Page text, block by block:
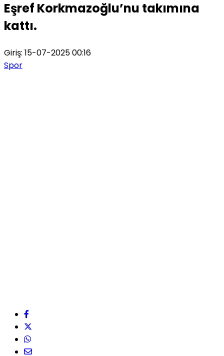
Eşref Korkmazoğlu’nu takımına
kattı.
Giriş: 15-07-2025 00:16
Spor